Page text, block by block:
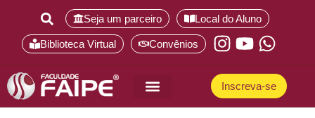
Seja um parceiro Local do Aluno
Biblioteca Virtual Convênios
Inscreva-se